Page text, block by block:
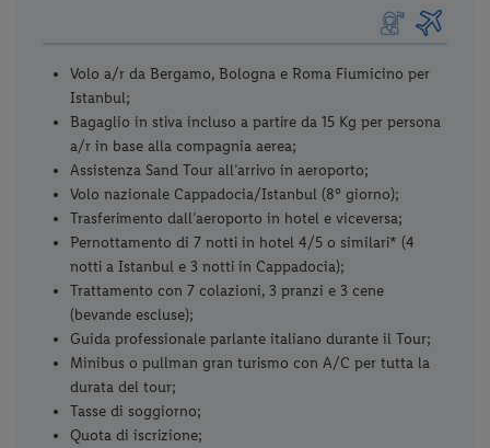
Volo a/r da Bergamo, Bologna e Roma Fiumicino per
Istanbul;
Bagaglio in stiva incluso a partire da 15 Kg per persona
a/r in base alla compagnia aerea;
Assistenza Sand Tour all’arrivo in aeroporto;
Volo nazionale Cappadocia/Istanbul (8° giorno);
Trasferimento dall’aeroporto in hotel e viceversa;
Pernottamento di 7 notti in hotel 4/5 o similari* (4
notti a Istanbul e 3 notti in Cappadocia);
Trattamento con 7 colazioni, 3 pranzi e 3 cene
(bevande escluse);
Guida professionale parlante italiano durante il Tour;
Minibus o pullman gran turismo con A/C per tutta la
durata del tour;
Tasse di soggiorno;
Quota di iscrizione;